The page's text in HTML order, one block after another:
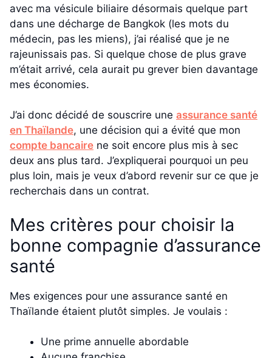
avec ma vésicule biliaire désormais quelque part
dans une décharge de Bangkok (les mots du
médecin, pas les miens), j’ai réalisé que je ne
rajeunissais pas. Si quelque chose de plus grave
m’était arrivé, cela aurait pu grever bien davantage
mes économies.
J’ai donc décidé de souscrire une assurance santé
en Thaïlande, une décision qui a évité que mon
compte bancaire ne soit encore plus mis à sec
deux ans plus tard. J’expliquerai pourquoi un peu
plus loin, mais je veux d’abord revenir sur ce que je
recherchais dans un contrat.
Mes critères pour choisir la
bonne compagnie d’assurance
santé
Mes exigences pour une assurance santé en
Thaïlande étaient plutôt simples. Je voulais :
Une prime annuelle abordable